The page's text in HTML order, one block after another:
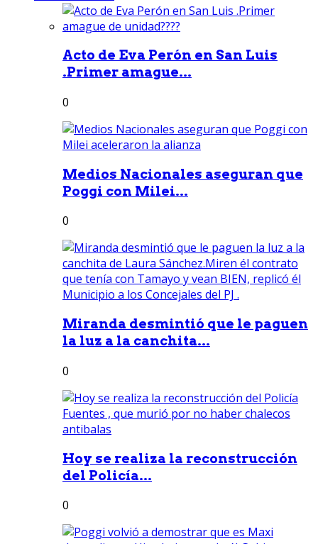
Acto de Eva Perón en San Luis
.Primer amague...
0
Medios Nacionales aseguran que
Poggi con Milei...
0
Miranda desmintió que le paguen
la luz a la canchita...
0
Hoy se realiza la reconstrucción
del Policía...
0